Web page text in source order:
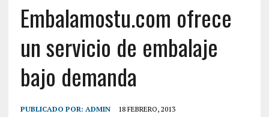
Embalamostu.com ofrece
un servicio de embalaje
bajo demanda
PUBLICADO POR: ADMIN 18 FEBRERO, 2013